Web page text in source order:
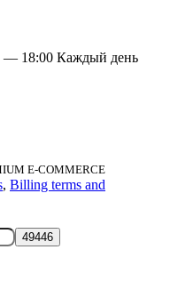
— 18:00 Каждый день
E-COMMERCE
, Billing terms and